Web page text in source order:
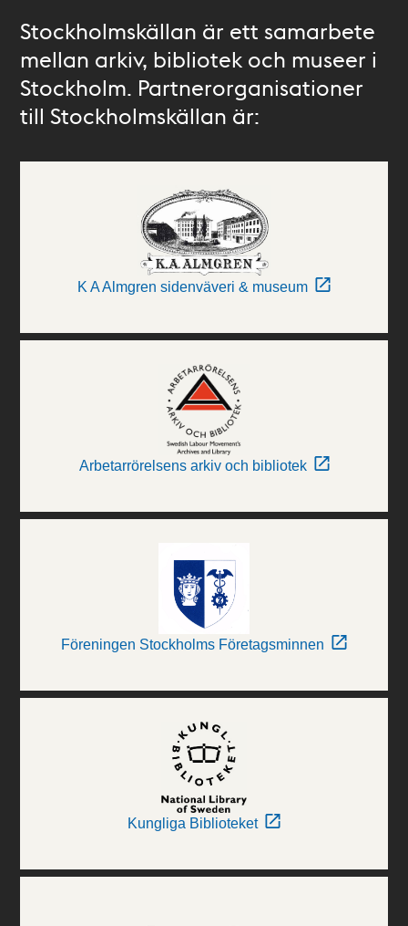
Stockholmskällan är ett samarbete
mellan arkiv, bibliotek och museer i
Stockholm. Partnerorganisationer
till Stockholmskällan är:
K A Almgren sidenväveri & museum
Arbetarrörelsens arkiv och bibliotek
Föreningen Stockholms Företagsminnen
Kungliga Biblioteket